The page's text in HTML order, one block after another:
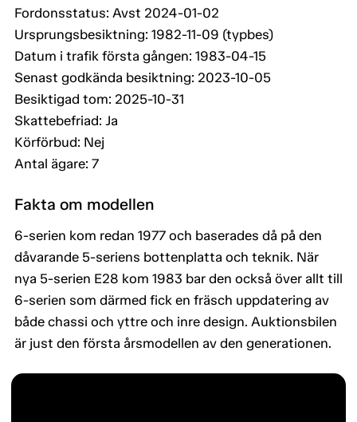
Fordonsstatus: Avst 2024-01-02
Ursprungsbesiktning: 1982-11-09 (typbes)
Datum i trafik första gången: 1983-04-15
Senast godkända besiktning: 2023-10-05
Besiktigad tom: 2025-10-31
Skattebefriad: Ja
Körförbud: Nej
Antal ägare: 7
Fakta om modellen
6-serien kom redan 1977 och baserades då på den
dåvarande 5-seriens bottenplatta och teknik. När
nya 5-serien E28 kom 1983 bar den också över allt till
6-serien som därmed fick en fräsch uppdatering av
både chassi och yttre och inre design. Auktionsbilen
är just den första årsmodellen av den generationen.